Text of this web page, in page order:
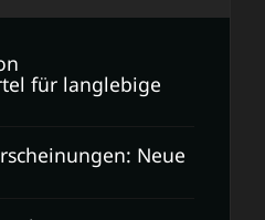
für langlebige
Neue